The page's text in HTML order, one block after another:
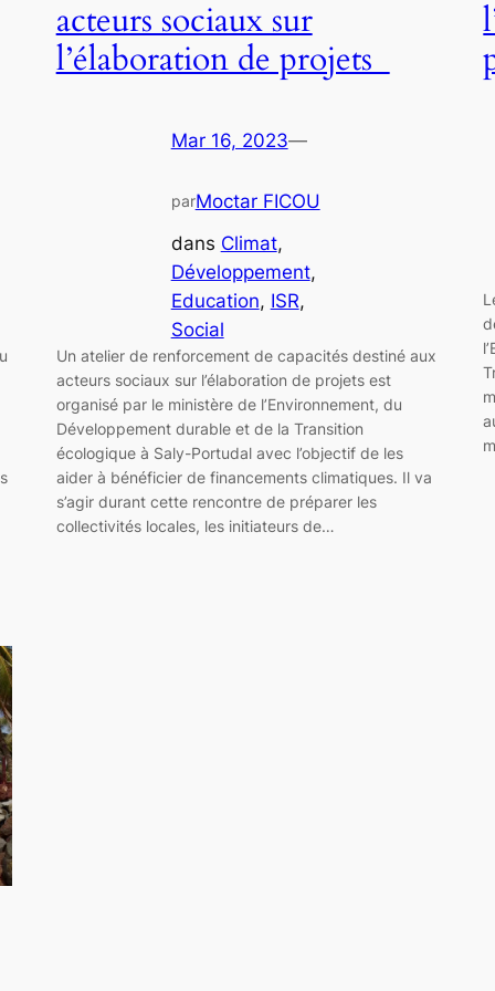
acteurs sociaux sur
l’élaboration de projets
Mar 16, 2023—
parMoctar FICOU
dans Climat
Développement
Education, ISR
Social
Un atelier de renforcement de capacités destiné aux
acteurs sociaux sur l’élaboration de projets est
organisé par le ministère de l’Environnement, du
Développement durable et de la Transition
écologique à Saly-Portudal avec l’objectif de les
aider à bénéficier de financements climatiques. Il va
s’agir durant cette rencontre de préparer les
collectivités locales, les initiateurs de…